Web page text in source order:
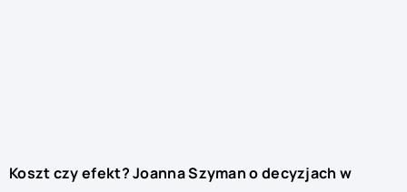
Koszt czy efekt? Joanna Szyman o decyzjach w